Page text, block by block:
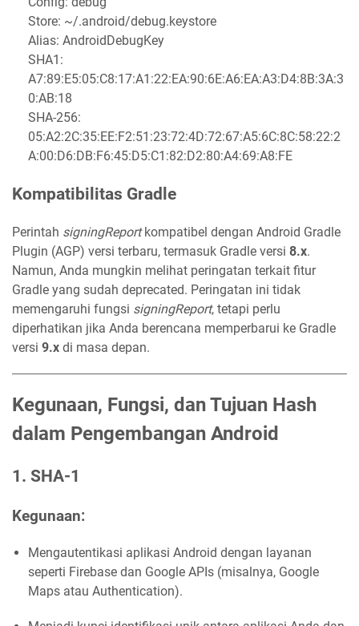
Store: ~/.android/debug.keystore
Alias: AndroidDebugKey
SHA1:
A7:89:E5:05:C8:17:A1:22:EA:90:6E:A6:EA:A3:D4:8B:3A:3
0:AB:18
SHA-256:
05:A2:2C:35:EE:F2:51:23:72:4D:72:67:A5:6C:8C:58:22:2
A:00:D6:DB:F6:45:D5:C1:82:D2:80:A4:69:A8:FE
Kompatibilitas Gradle
Perintah signingReport kompatibel dengan Android Gradle
Plugin (AGP) versi terbaru, termasuk Gradle versi 8.x.
Namun, Anda mungkin melihat peringatan terkait fitur
Gradle yang sudah deprecated. Peringatan ini tidak
memengaruhi fungsi signingReport, tetapi perlu
diperhatikan jika Anda berencana memperbarui ke Gradle
versi 9.x di masa depan.
Kegunaan, Fungsi, dan Tujuan Hash
dalam Pengembangan Android
1. SHA-1
Kegunaan:
Mengautentikasi aplikasi Android dengan layanan
seperti Firebase dan Google APIs (misalnya, Google
Maps atau Authentication).